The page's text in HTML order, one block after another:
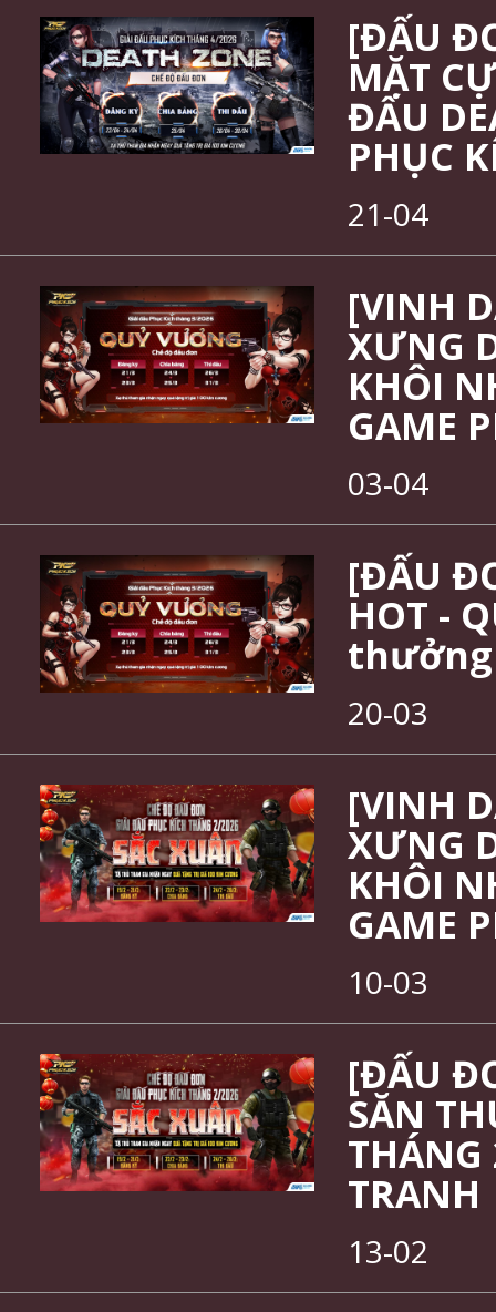
[ĐẤU
MẶT
ĐẤU
PHỤC
21-04
[VINH
XƯNG
KHÔI
GAME
03-04
[ĐẤU
HOT -
thưởng
20-03
[VINH
XƯNG
KHÔI
GAME
10-03
[ĐẤU
SĂN
TRANH
13-02